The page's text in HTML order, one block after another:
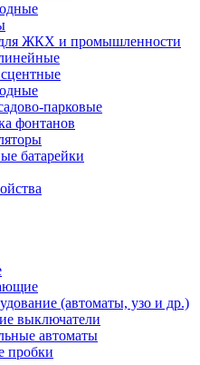
ЖКХ и промышленности
парковые
фонтанов
батарейки
(автоматы, узо и др.)
выключатели
автоматы
пробки